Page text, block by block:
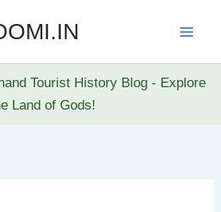
Tourist History Blog - Explore
Land of Gods!